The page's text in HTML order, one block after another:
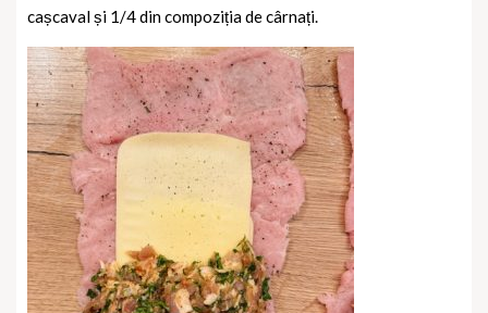
cașcaval și 1/4 din compoziția de cârnați.